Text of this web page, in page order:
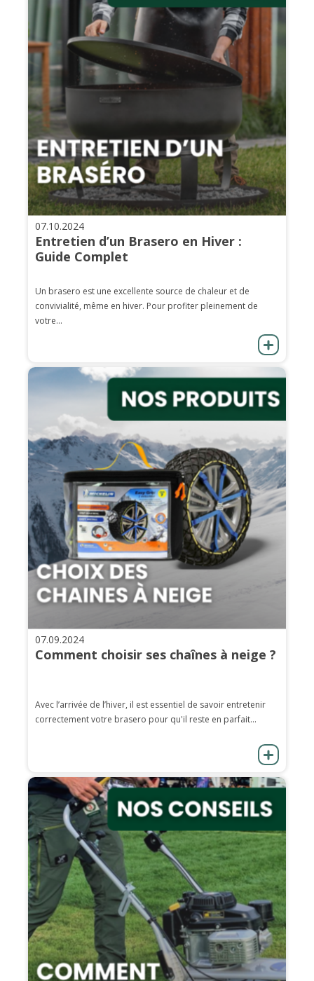
07.10.2024
Entretien d’un Brasero en Hiver :
Guide Complet
Un brasero est une excellente source de chaleur et de
convivialité, même en hiver. Pour profiter pleinement de
votre...
07.09.2024
Comment choisir ses chaînes à neige ?
Avec l’arrivée de l’hiver, il est essentiel de savoir entretenir
correctement votre brasero pour qu'il reste en parfait...